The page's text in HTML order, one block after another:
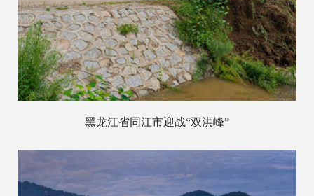
黑龙江省同江市迎战“双洪峰”